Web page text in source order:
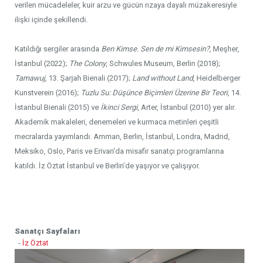
verilen mücadeleler, kuir arzu ve gücün rızaya dayalı müzakeresiyle
ilişki içinde şekillendi.
Katıldığı sergiler arasında Ben Kimse. Sen de mi Kimsesin?, Meşher,
İstanbul (2022); The Colony, Schwules Museum, Berlin (2018);
Tamawuj, 13. Şarjah Bienali (2017); Land without Land, Heidelberger
Kunstverein (2016); Tuzlu Su: Düşünce Biçimleri Üzerine Bir Teori, 14.
İstanbul Bienali (2015) ve İkinci Sergi, Arter, İstanbul (2010) yer alır.
Akademik makaleleri, denemeleri ve kurmaca metinleri çeşitli
mecralarda yayımlandı. Amman, Berlin, İstanbul, Londra, Madrid,
Meksiko, Oslo, Paris ve Erivan'da misafir sanatçı programlarına
katıldı. İz Öztat İstanbul ve Berlin’de yaşıyor ve çalışıyor.
Sanatçı Sayfaları
- İz Öztat